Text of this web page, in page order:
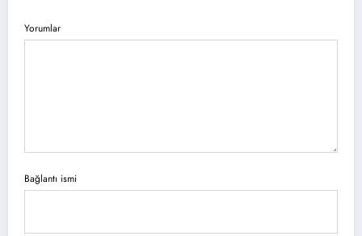
Yorumlar
Bağlantı ismi